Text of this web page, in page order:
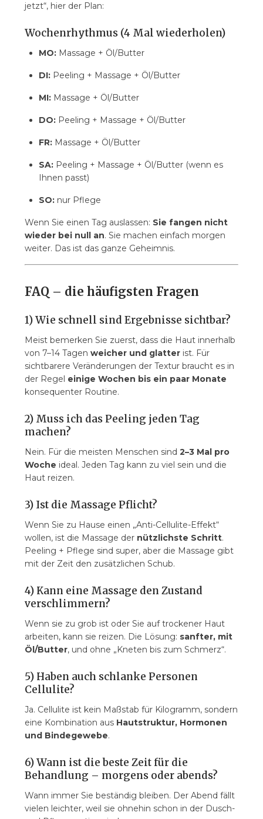
jetzt“, hier der Plan:
Wochenrhythmus (4 Mal wiederholen)
MO: Massage + Öl/Butter
DI: Peeling + Massage + Öl/Butter
MI: Massage + Öl/Butter
DO: Peeling + Massage + Öl/Butter
FR: Massage + Öl/Butter
SA: Peeling + Massage + Öl/Butter (wenn es
Ihnen passt)
SO: nur Pflege
Wenn Sie einen Tag auslassen: Sie fangen nicht
wieder bei null an. Sie machen einfach morgen
weiter. Das ist das ganze Geheimnis.
FAQ – die häufigsten Fragen
1) Wie schnell sind Ergebnisse sichtbar?
Meist bemerken Sie zuerst, dass die Haut innerhalb
von 7–14 Tagen weicher und glatter ist. Für
sichtbarere Veränderungen der Textur braucht es in
der Regel einige Wochen bis ein paar Monate
konsequenter Routine.
2) Muss ich das Peeling jeden Tag
machen?
Nein. Für die meisten Menschen sind 2–3 Mal pro
Woche ideal. Jeden Tag kann zu viel sein und die
Haut reizen.
3) Ist die Massage Pflicht?
Wenn Sie zu Hause einen „Anti-Cellulite-Effekt“
wollen, ist die Massage der nützlichste Schritt.
Peeling + Pflege sind super, aber die Massage gibt
mit der Zeit den zusätzlichen Schub.
4) Kann eine Massage den Zustand
verschlimmern?
Wenn sie zu grob ist oder Sie auf trockener Haut
arbeiten, kann sie reizen. Die Lösung: sanfter, mit
Öl/Butter, und ohne „Kneten bis zum Schmerz“.
5) Haben auch schlanke Personen
Cellulite?
Ja. Cellulite ist kein Maßstab für Kilogramm, sondern
eine Kombination aus Hautstruktur, Hormonen
und Bindegewebe.
6) Wann ist die beste Zeit für die
Behandlung – morgens oder abends?
Wann immer Sie beständig bleiben. Der Abend fällt
vielen leichter, weil sie ohnehin schon in der Dusch-